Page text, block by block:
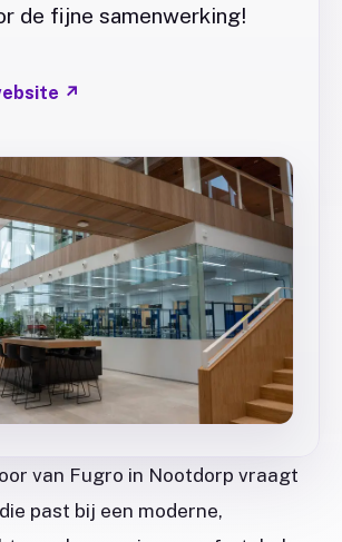
de fijne samenwerking!
↗
van Fugro in Nootdorp vraagt
past bij een moderne,